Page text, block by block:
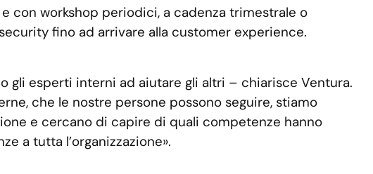
con workshop periodici, a cadenza trimestrale o
fino ad arrivare alla customer experience.
gli esperti interni ad aiutare gli altri – chiarisce Ventura.
che le nostre persone possono seguire, stiamo
e cercano di capire di quali competenze hanno
a tutta l’organizzazione».